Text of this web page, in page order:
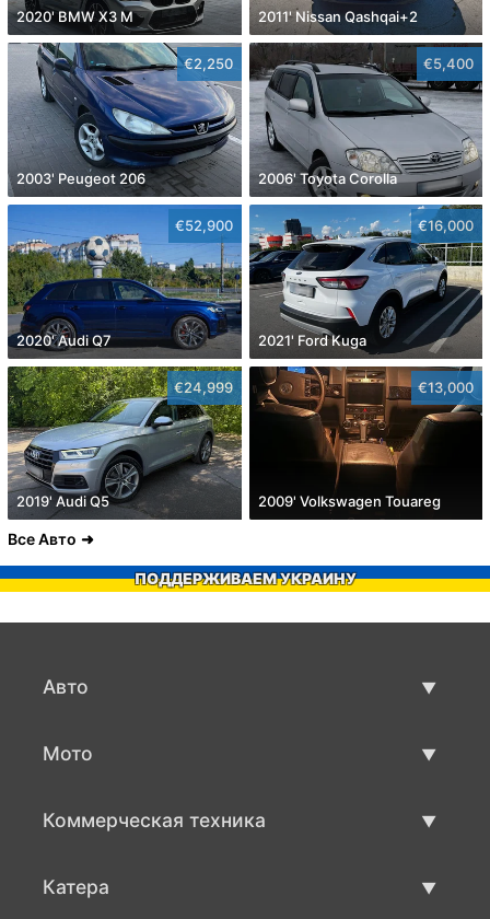
2020' BMW X3 M 2011' Nissan Qashqai+2
€2,250
2003' Peugeot 206
€5,400
2006' Toyota Corolla
€52,900
2020' Audi Q7
€16,000
2021' Ford Kuga
€24,999
2019' Audi Q5
€13,000
2009' Volkswagen Touareg
Все Авто
ПОДДЕРЖИВАЕМ УКРАИНУ
Авто
Мото
Коммерческая техника
Катера